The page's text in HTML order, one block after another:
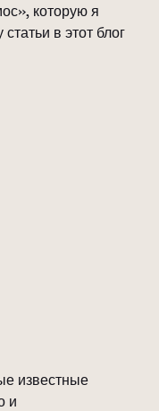
которую я
в этот блог
известные
и